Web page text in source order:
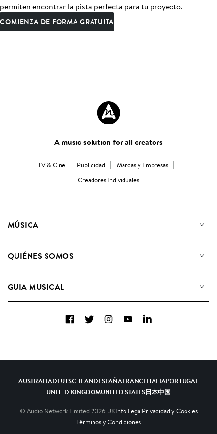
permiten encontrar la pista perfecta para tu proyecto.
COMIENZA DE FORMA GRATUITA
A music solution for all creators
TV & Cine Publicidad
Marcas y Empresas
Creadores Individuales
MÚSICA
Buscar
QUIÉNES SOMOS
Candidaturas Nuevos Compositores
GUIA MUSICAL
FacebookTwitterInstagramYouTubeLinkedIn
AUSTRALIADEUTSCHLANDESPAÑAFRANCEITALIAPORTUGAL
UNITED KINGDOMUNITED STATES日本中国
© Audio Network Limited 2026 UKInfo LegalPrivacidad y Cookies
Términos y Condiciones